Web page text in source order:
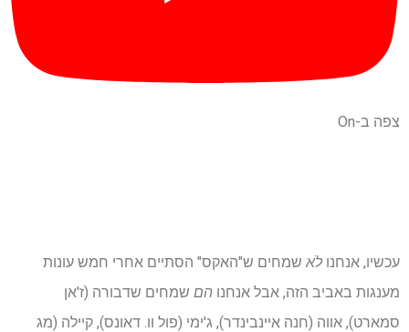
צפה ב-On
עכשיו, אנחנולֹא שמחים ש"האקס" הסתיים אחרי חמש עונות
מענגות באביב הזה, אבל אנחנו הם שמחים שדבורה (ז'אן
סמארט), אווה (חנה איינבינדר), ג'ימי (פול וו. דאונס), קיילה (מג